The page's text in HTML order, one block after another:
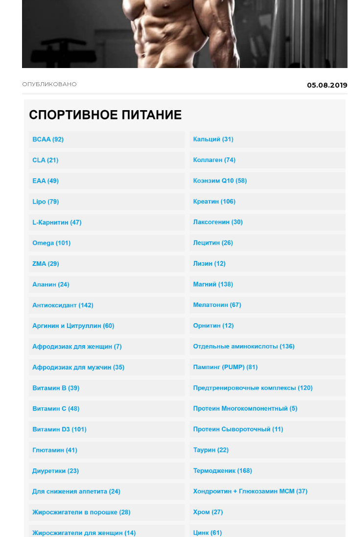
ОПУБЛИКОВАНО 05.08.2019